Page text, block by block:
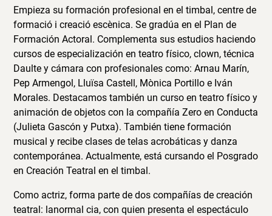
Empieza su formación profesional en el timbal, centre de
formació i creació escènica. Se gradúa en el Plan de
Formación Actoral. Complementa sus estudios haciendo
cursos de especialización en teatro físico, clown, técnica
Daulte y cámara con profesionales como: Arnau Marín,
Pep Armengol, Lluïsa Castell, Mònica Portillo e Iván
Morales. Destacamos también un curso en teatro físico y
animación de objetos con la compañía Zero en Conducta
(Julieta Gascón y Putxa). También tiene formación
musical y recibe clases de telas acrobáticas y danza
contemporánea. Actualmente, está cursando el Posgrado
en Creación Teatral en el timbal.
Como actriz, forma parte de dos compañías de creación
teatral: lanormal cia, con quien presenta el espectáculo